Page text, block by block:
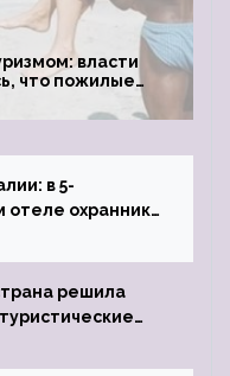
власти
что пожилые
чтобы
в 5-
отеле охранник
решила